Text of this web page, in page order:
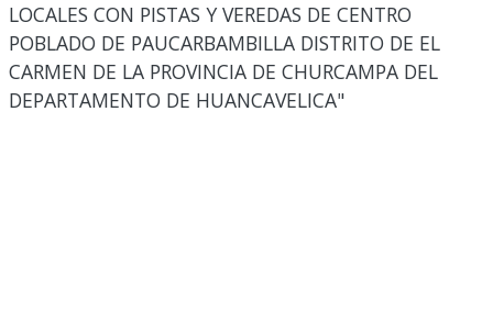
LOCALES CON PISTAS Y VEREDAS DE CENTRO
POBLADO DE PAUCARBAMBILLA DISTRITO DE EL
CARMEN DE LA PROVINCIA DE CHURCAMPA DEL
DEPARTAMENTO DE HUANCAVELICA"